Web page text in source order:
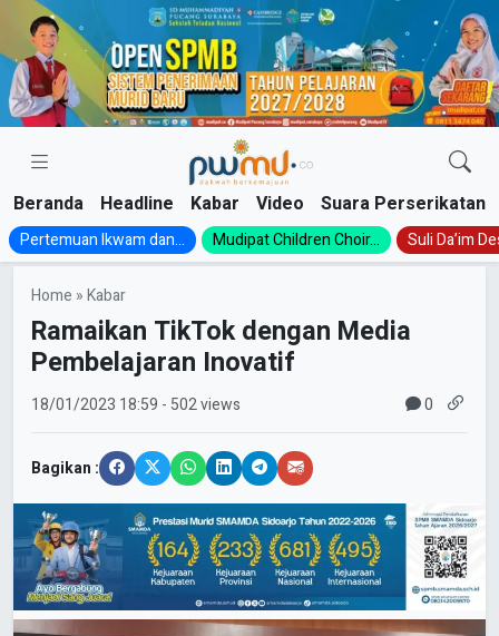
Skip
content
Beranda Headline Kabar Video Suara Perserikatan
Pertemuan Ikwam dan... Mudipat Children Choir... Suli Da’im
Home »Kabar
Ramaikan TikTok dengan Media
Pembelajaran Inovatif
18/01/2023 18:59 - 502 views 0
Bagikan :